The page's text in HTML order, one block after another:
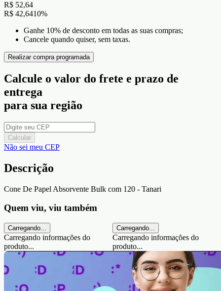
R$ 52,64
R$ 42,6410%
Ganhe 10% de desconto em todas as suas compras;
Cancele quando quiser, sem taxas.
Realizar compra programada
Calcule o valor do frete e prazo de
entrega
para sua região
Calcular
Não sei meu CEP
Descrição
Cone De Papel Absorvente Bulk com 120 - Tanari
Quem viu, viu também
Carregando...
Carregando informações do
produto...
Carregando...
Carregando informações do
produto...